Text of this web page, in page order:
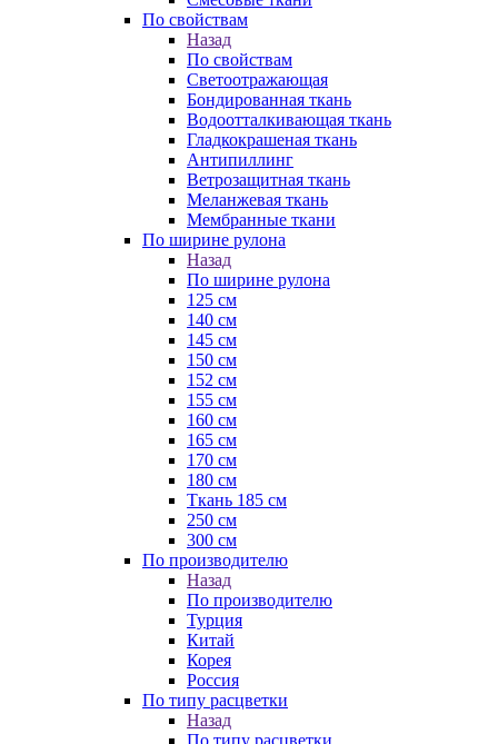
По свойствам
Назад
По свойствам
Светоотражающая
Бондированная ткань
Водоотталкивающая ткань
Гладкокрашеная ткань
Антипиллинг
Ветрозащитная ткань
Меланжевая ткань
Мембранные ткани
По ширине рулона
Назад
По ширине рулона
125 см
140 см
145 см
150 см
152 см
155 см
160 см
165 см
170 см
180 см
Ткань 185 см
250 см
300 см
По производителю
Назад
По производителю
Турция
Китай
Корея
Россия
По типу расцветки
Назад
По типу расцветки